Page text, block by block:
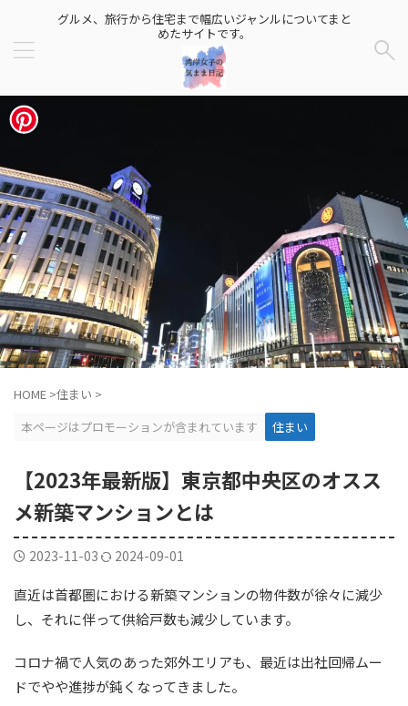
グルメ、旅行から住宅まで幅広いジャンルについてまと
めたサイトです。
HOME >住まい >
本ページはプロモーションが含まれています
住まい
【2023年最新版】東京都中央区のオスス
メ新築マンションとは
2023-11-03 2024-09-01
直近は首都圏における新築マンションの物件数が徐々に減少
し、それに伴って供給戸数も減少しています。
コロナ禍で人気のあった郊外エリアも、最近は出社回帰ムー
ドでやや進捗が鈍くなってきました。